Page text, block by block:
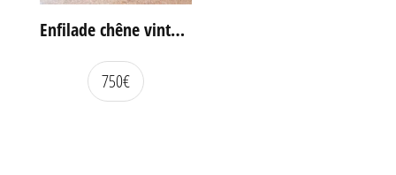
Enfilade chêne vintage portes coulissantes
750€